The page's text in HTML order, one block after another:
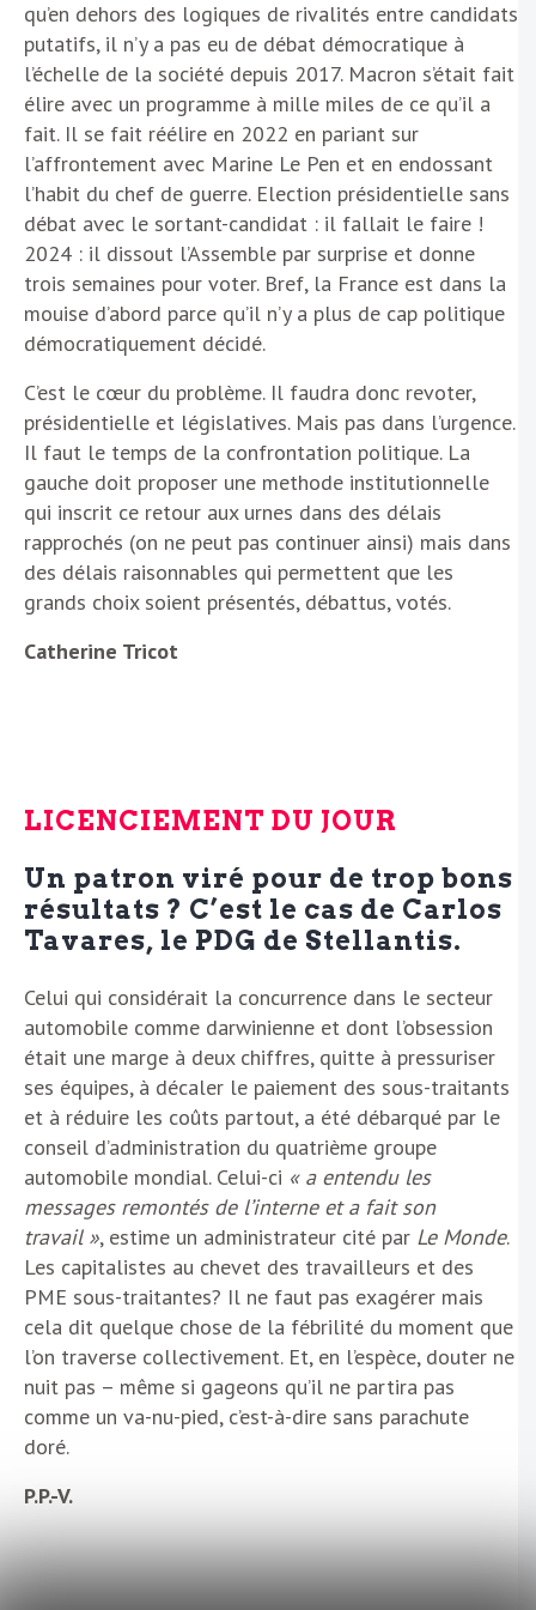
qu’en dehors des logiques de rivalités entre candidats
putatifs, il n’y a pas eu de débat démocratique à
l’échelle de la société depuis 2017. Macron s’était fait
élire avec un programme à mille miles de ce qu’il a
fait. Il se fait réélire en 2022 en pariant sur
l’affrontement avec Marine Le Pen et en endossant
l’habit du chef de guerre. Election présidentielle sans
débat avec le sortant-candidat : il fallait le faire !
2024 : il dissout l’Assemble par surprise et donne
trois semaines pour voter. Bref, la France est dans la
mouise d’abord parce qu’il n’y a plus de cap politique
démocratiquement décidé.
C’est le cœur du problème. Il faudra donc revoter,
présidentielle et législatives. Mais pas dans l’urgence.
Il faut le temps de la confrontation politique. La
gauche doit proposer une methode institutionnelle
qui inscrit ce retour aux urnes dans des délais
rapprochés (on ne peut pas continuer ainsi) mais dans
des délais raisonnables qui permettent que les
grands choix soient présentés, débattus, votés.
Catherine Tricot
LICENCIEMENT DU JOUR
Un patron viré pour de trop bons
résultats ? C’est le cas de Carlos
Tavares, le PDG de Stellantis.
Celui qui considérait la concurrence dans le secteur
automobile comme darwinienne et dont l’obsession
était une marge à deux chiffres, quitte à pressuriser
ses équipes, à décaler le paiement des sous-traitants
et à réduire les coûts partout, a été débarqué par le
conseil d’administration du quatrième groupe
automobile mondial. Celui-ci « a entendu les
messages remontés de l’interne et a fait son
travail », estime un administrateur cité par Le Monde.
Les capitalistes au chevet des travailleurs et des
PME sous-traitantes? Il ne faut pas exagérer mais
cela dit quelque chose de la fébrilité du moment que
l’on traverse collectivement. Et, en l’espèce, douter ne
nuit pas – même si gageons qu’il ne partira pas
comme un va-nu-pied, c’est-à-dire sans parachute
doré.
P.P.-V.